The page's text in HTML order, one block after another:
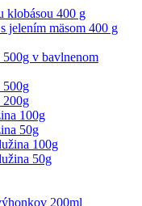
klobásou 400 g
jelením mäsom 400 g
500g v bavlnenom
500g
200g
100g
50g
100g
50g
200ml